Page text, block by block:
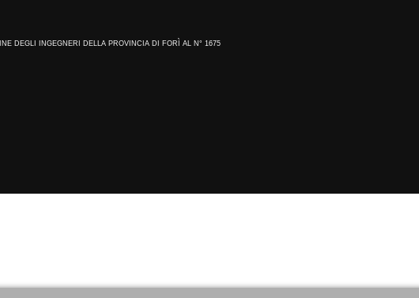
DEGLI INGEGNERI DELLA PROVINCIA DI FORÌ AL N° 1675